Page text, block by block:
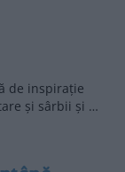
de inspirație
și sârbii și …